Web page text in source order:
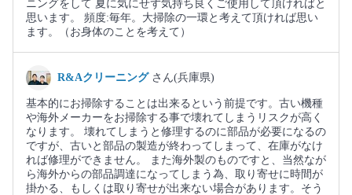
ニングをして 夏に気にせず気持ち良くご使用して頂ければと
思います。 頻度:毎年。大掃除の一環と考えて頂ければ思い
ます。（お身体のことを考えて）
R&Aクリーニング さん(兵庫県)
基本的にお掃除することは出来るという前提です。古い機種
や海外メーカーをお掃除する事で壊れてしまうリスクが高く
なります。 壊れてしまうと修理するのに部品が必要になるの
ですが、古いと部品の製造が終わってしまって、在庫がなけ
れば修理ができません。 また海外製のものですと、当然なが
ら海外からの部品調達になってしまう為、取り寄せに時間が
掛かる、もしくは取り寄せが出来ない場合があります。そう